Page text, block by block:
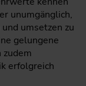
unumgänglich,
umsetzen zu
gelungene
erfolgreich